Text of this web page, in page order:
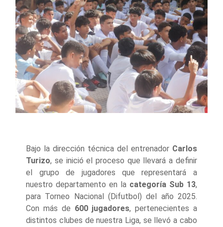
Bajo la dirección técnica del entrenador Carlos
Turizo, se inició el proceso que llevará a definir
el grupo de jugadores que representará a
nuestro departamento en la categoría Sub 13,
para Torneo Nacional (Difutbol) del año 2025.
Con más de 600 jugadores, pertenecientes a
distintos clubes de nuestra Liga, se llevó a cabo